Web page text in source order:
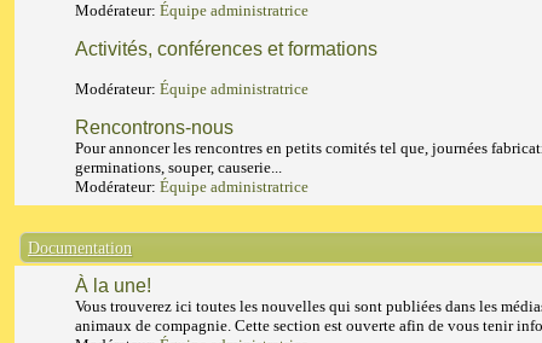
Modérateur: Équipe administratrice
Activités, conférences et formations
Modérateur: Équipe administratrice
Rencontrons-nous
Pour annoncer les rencontres en petits comités tel que, journées
germinations, souper, causerie...
Modérateur: Équipe administratrice
Documentation
À la une!
Vous trouverez ici toutes les nouvelles qui sont publiées dans les
animaux de compagnie. Cette section est ouverte afin de vous tenir